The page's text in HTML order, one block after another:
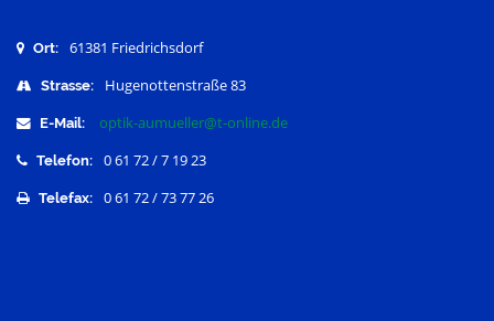
Ort: 61381 Friedrichsdorf
Strasse: Hugenottenstraße 83
E-Mail: optik-aumueller@t-online.de
Telefon: 0 61 72 / 7 19 23
Telefax: 0 61 72 / 73 77 26